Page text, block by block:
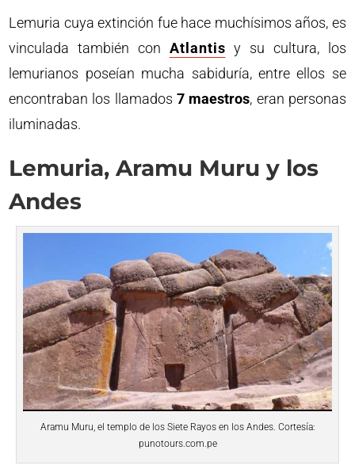
Lemuria cuya extinción fue hace muchísimos años, es
vinculada también con Atlantis y su cultura, los
lemurianos poseían mucha sabiduría, entre ellos se
encontraban los llamados 7 maestros, eran personas
iluminadas.
Lemuria, Aramu Muru y los
Andes
Aramu Muru, el templo de los Siete Rayos en los Andes. Cortesía:
punotours.com.pe